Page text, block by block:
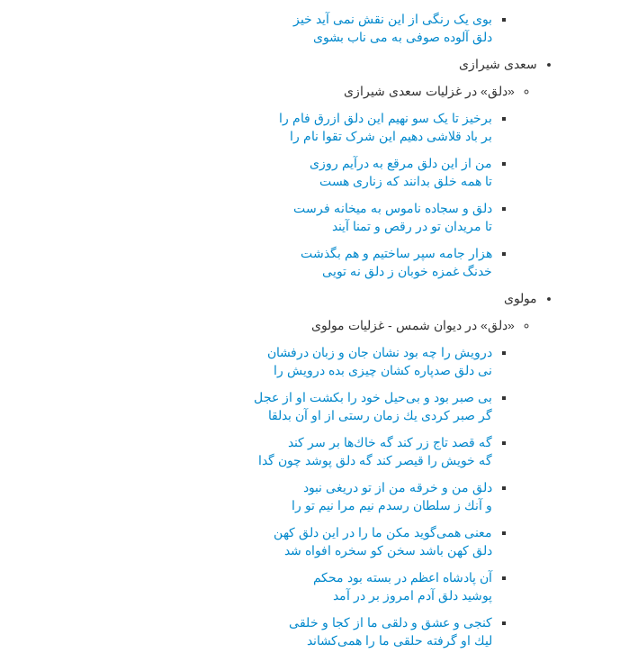
بوی یک رنگی از این نقش نمی آید خیز
دلق آلوده صوفی به می ناب بشوی
سعدی شیرازی
«دلق» در غزلیات سعدی شیرازی
برخیز تا یک سو نهیم این دلق ازرق فام را
بر باد قلاشی دهیم این شرک تقوا نام را
من از این دلق مرقع به درآیم روزی
تا همه خلق بدانند که زناری هست
دلق و سجاده ناموس به میخانه فرست
تا مریدان تو در رقص و تمنا آیند
هزار جامه سپر ساختیم و هم بگذشت
خدنگ غمزه خوبان ز دلق نه تویی
مولوی
«دلق» در دیوان شمس - غزلیات مولوی
درویش را چه بود نشان جان و زبان درفشان
نی دلق صدپاره كشان چیزی بده درویش را
بی صبر بود و بی‌حیل خود را بكشت او از عجل
گر صبر كردی یك زمان رستی از او آن بدلقا
گه قصد تاج زر كند گه خاك‌ها بر سر كند
گه خویش را قیصر كند گه دلق پوشد چون گدا
دلق من و خرقه من از تو دریغی نبود
و آنك ز سلطان رسدم نیم مرا نیم تو را
معنی همی‌گوید مكن ما را در این دلق كهن
دلق كهن باشد سخن كو سخره افواه شد
آن پادشاه اعظم در بسته بود محكم
پوشید دلق آدم امروز بر در آمد
كنجی و عشق و دلقی ما از كجا و خلقی
لیك او گرفته حلقی ما را همی‌كشاند